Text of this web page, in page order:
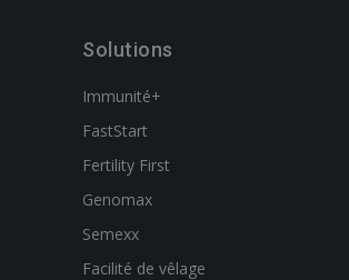
Solutions
Immunité+
FastStart
Fertility First
Genomax
Semexx
Facilité de vêlage